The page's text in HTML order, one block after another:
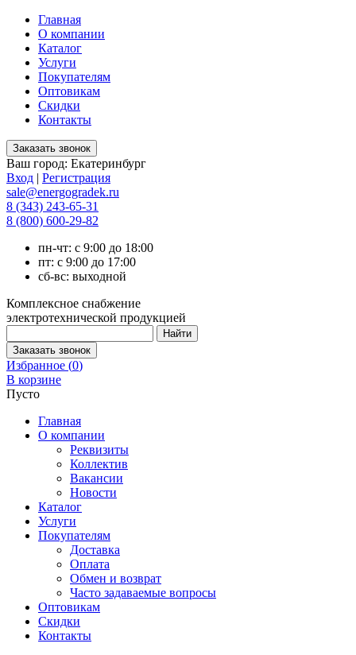
Главная
О компании
Каталог
Услуги
Покупателям
Оптовикам
Скидки
Контакты
Ваш город: Екатеринбург
Вход | Регистрация
sale@energogradek.ru
8 (343) 243-65-31
8 (800) 600-29-82
пн-чт: с 9:00 до 18:00
пт: с 9:00 до 17:00
сб-вс: выходной
Комплексное снабжение
электротехнической продукцией
Избранное (0)
В корзине
Пусто
Главная
О компании
Реквизиты
Коллектив
Вакансии
Новости
Каталог
Услуги
Покупателям
Доставка
Оплата
Обмен и возврат
Часто задаваемые вопросы
Оптовикам
Скидки
Контакты